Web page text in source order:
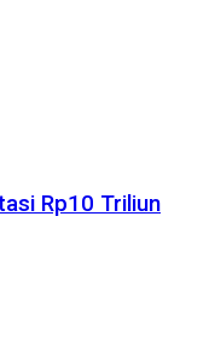
Rp10 Triliun